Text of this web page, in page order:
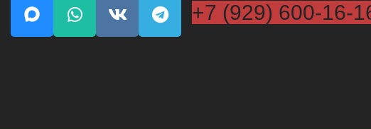
+7 (929) 600-16-